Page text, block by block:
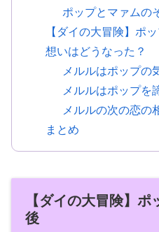
ポップとマァムの
【ダイの大冒険】ポ
想いはどうなった？
メルルはポップの
メルルはポップを
メルルの次の恋の
まとめ
【ダイの大冒険】
後